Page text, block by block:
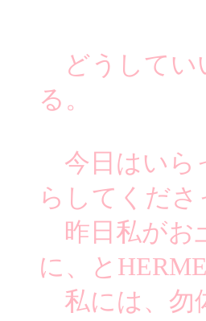
どうしてい
る。
今日はいら
らしてくださ
昨日私がお
に、と
私には、勿